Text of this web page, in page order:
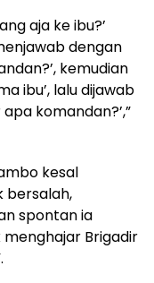
aja ke ibu?’
dengan
kemudian
ibu’, lalu dijawab
komandan?’,”
kesal
bersalah,
spontan ia
Brigadir